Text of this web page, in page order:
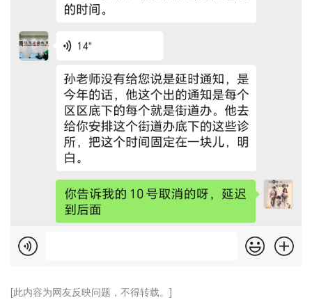
[此内容为网友反映问题，不得转载。]